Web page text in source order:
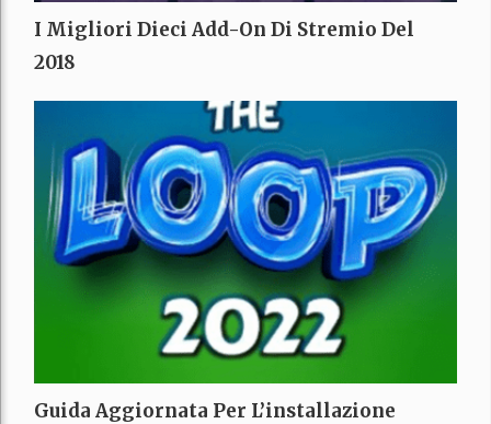
I Migliori Dieci Add-On Di Stremio Del
2018
Guida Aggiornata Per L’installazione